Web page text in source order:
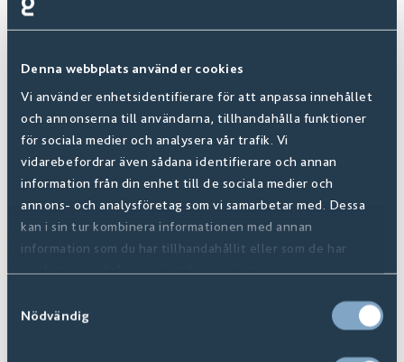
Denna webbplats använder cookies
Vi använder enhetsidentifierare för att anpassa innehållet
och annonserna till användarna, tillhandahålla funktioner
för sociala medier och analysera vår trafik. Vi
vidarebefordrar även sådana identifierare och annan
information från din enhet till de sociala medier och
annons- och analysföretag som vi samarbetar med. Dessa
kan i sin tur kombinera informationen med annan
information som du har tillhandahållit eller som de har
samlat in när du har använt deras tjänster.
Nödvändig